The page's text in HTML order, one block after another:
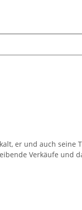
er und auch seine
Verkäufe und